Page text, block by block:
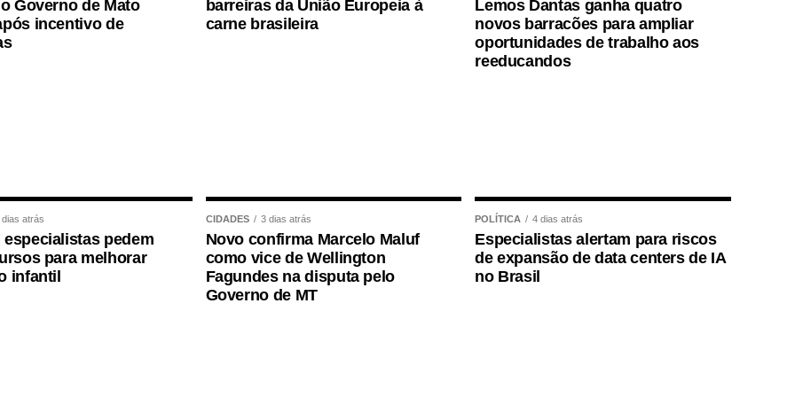
melhorar a saúde ?
obesidade, o objetivo não deve ser apenas
precisa preservar músculo, reduzir gordura
a autonomia.
Governo de Mato
incentivo de
barreiras da União Europeia à
carne brasileira
Lemos Dantas ganha quatro
novos barracões para ampliar
oportunidades de trabalho aos
reeducandos
dias atrás
especialistas pedem
para melhorar
infantil
CIDADES 3 dias atrás
Novo confirma Marcelo Maluf
como vice de Wellington
Fagundes na disputa pelo
Governo de MT
POLÍTICA 4 dias atrás
Especialistas alertam para riscos
de expansão de data centers de IA
no Brasil